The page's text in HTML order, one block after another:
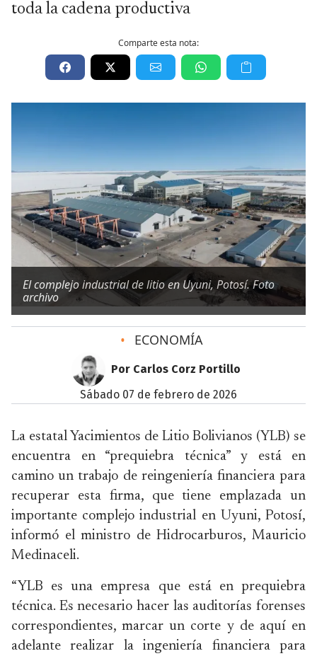
toda la cadena productiva
Comparte esta nota:
El complejo industrial de litio en Uyuni, Potosí. Foto
archivo
• ECONOMÍA
Por Carlos Corz Portillo
sábado 07 de febrero de 2026
La estatal Yacimientos de Litio Bolivianos (YLB) se
encuentra en “prequiebra técnica” y está en
camino un trabajo de reingeniería financiera para
recuperar esta firma, que tiene emplazada un
importante complejo industrial en Uyuni, Potosí,
informó el ministro de Hidrocarburos, Mauricio
Medinaceli.
“YLB es una empresa que está en prequiebra
técnica. Es necesario hacer las auditorías forenses
correspondientes, marcar un corte y de aquí en
adelante realizar la ingeniería financiera para